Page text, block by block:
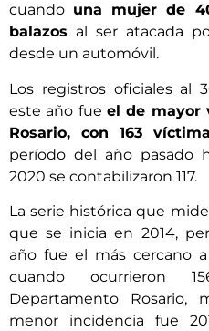
cuando una mujer de
balazos al ser atacada
desde un automóvil.
Los registros oficiales al
este año fue el de mayor
Rosario, con 163
período del año pasado
2020 se contabilizaron 117.
La serie histórica que
que se inicia en 2014,
año fue el más cercano
cuando ocurrieron
Departamento
menor incidencia fue